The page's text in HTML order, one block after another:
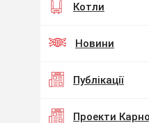
Котли
Новини
Публікації
Проекти Карно